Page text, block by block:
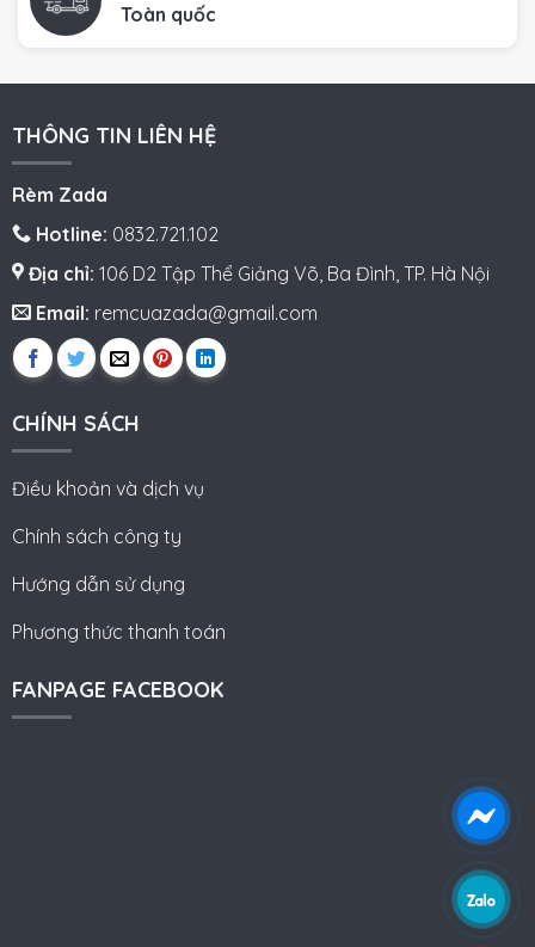
Toàn quốc
THÔNG TIN LIÊN HỆ
Rèm Zada
Hotline: 0832.721.102
Địa chỉ: 106 D2 Tập Thể Giảng Võ, Ba Đình, TP. Hà Nội
Email: remcuazada@gmail.com
CHÍNH SÁCH
Điều khoản và dịch vụ
Chính sách công ty
Hướng dẫn sử dụng
Phương thức thanh toán
FANPAGE FACEBOOK